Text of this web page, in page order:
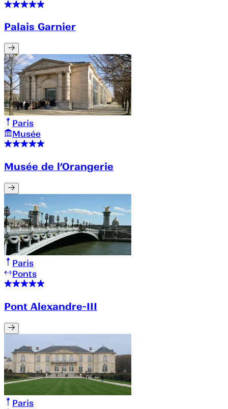
Palais Garnier
Paris
Musée
Musée de l’Orangerie
Paris
Ponts
Pont Alexandre-III
Paris